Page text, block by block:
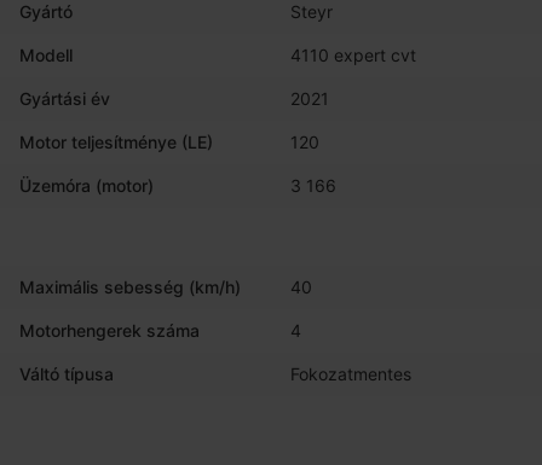
Gyártó Steyr
Modell 4110 expert cvt
Gyártási év 2021
Motor teljesítménye (LE) 120
Üzemóra (motor) 3 166
Maximális sebesség (km/h) 40
Motorhengerek száma 4
Váltó típusa Fokozatmentes